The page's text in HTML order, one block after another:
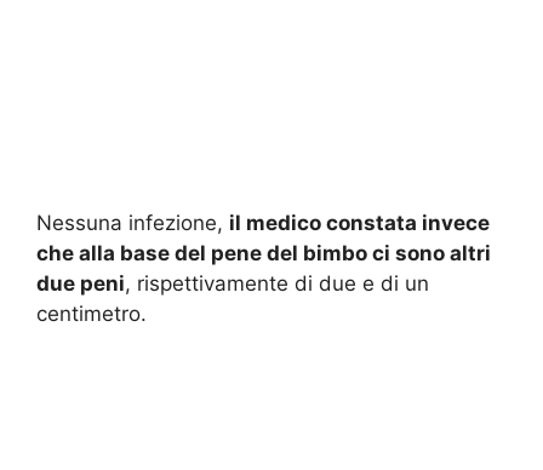
Nessuna infezione, il medico constata invece
che alla base del pene del bimbo ci sono altri
due peni, rispettivamente di due e di un
centimetro.